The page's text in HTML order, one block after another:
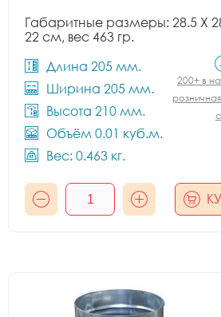
Габаритные размеры: 28.5 X
22 см, вес 463 гр.
Длина 205 мм.
Ширина 205 мм.
Высота 210 мм.
Объём 0.01 куб.м.
Вес: 0.463 кг.
200+ в